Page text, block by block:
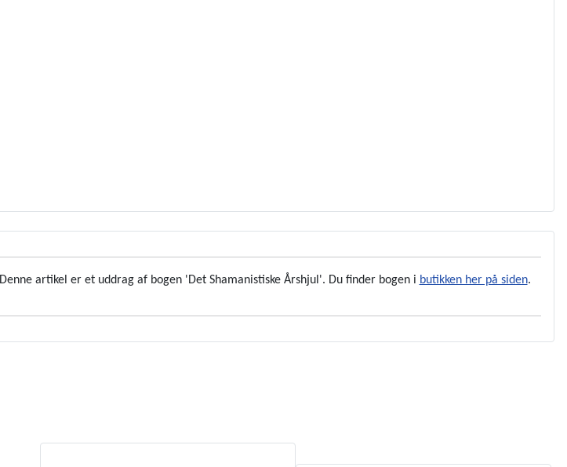
Denne artikel er et uddrag af bogen 'Det Shamanistiske Årshjul'. Du finder bogen i butikken her på siden.